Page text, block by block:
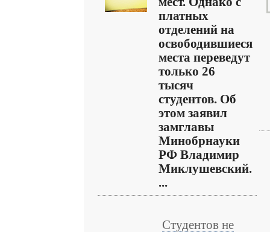
платных
отделений на
освободившиеся
места переведут
только 26
тысяч
студентов. Об
этом заявил
замглавы
Минобрнауки
РФ Владимир
Миклушевский.
...
Студентов не